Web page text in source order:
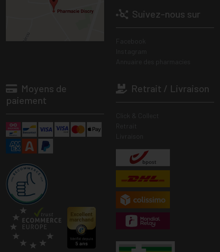
Suivez-nous sur
Moyens de
paiement
Retrait / Livraison